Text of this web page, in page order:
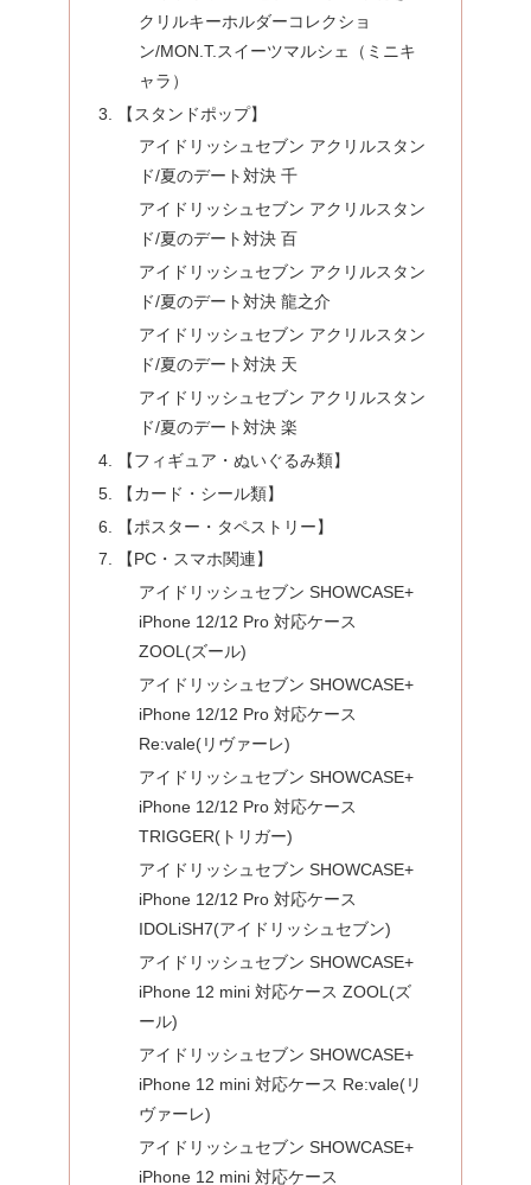
クリルキーホルダーコレクショ
ン/MON.T.スイーツマルシェ（ミニキ
ャラ）
【スタンドポップ】
アイドリッシュセブン アクリルスタン
ド/夏のデート対決 千
アイドリッシュセブン アクリルスタン
ド/夏のデート対決 百
アイドリッシュセブン アクリルスタン
ド/夏のデート対決 龍之介
アイドリッシュセブン アクリルスタン
ド/夏のデート対決 天
アイドリッシュセブン アクリルスタン
ド/夏のデート対決 楽
【フィギュア・ぬいぐるみ類】
【カード・シール類】
【ポスター・タペストリー】
【PC・スマホ関連】
アイドリッシュセブン SHOWCASE+
iPhone 12/12 Pro 対応ケース
ZOOL(ズール)
アイドリッシュセブン SHOWCASE+
iPhone 12/12 Pro 対応ケース
Re:vale(リヴァーレ)
アイドリッシュセブン SHOWCASE+
iPhone 12/12 Pro 対応ケース
TRIGGER(トリガー)
アイドリッシュセブン SHOWCASE+
iPhone 12/12 Pro 対応ケース
IDOLiSH7(アイドリッシュセブン)
アイドリッシュセブン SHOWCASE+
iPhone 12 mini 対応ケース ZOOL(ズ
ール)
アイドリッシュセブン SHOWCASE+
iPhone 12 mini 対応ケース Re:vale(リ
ヴァーレ)
アイドリッシュセブン SHOWCASE+
iPhone 12 mini 対応ケース